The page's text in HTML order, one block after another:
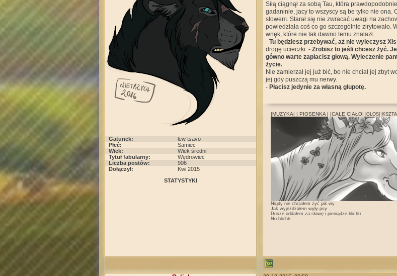
Gatunek:
lew tsavo
Płeć:
Samiec
Wiek:
Wiek średni
Tytuł fabularny:
Wędrowiec
Liczba postów:
906
Dołączył:
Kwi 2015
STATYSTYKI
Siłą ciągnął za sobą Tau, która
gadaninie, jacy to wszyscy są be tylko nie ona.
słowem. Starał się nie zwracać uwagi na
powiedziała coś co go szczególnie zirytowało.
wnęk, które nie tak dawno temu znalazł.
- Tu będziesz przebywać, aż nie wyleczysz Xis
drogę ucieczki. - Zrobisz to jeśli chcesz żyć.
gówno warte zapłacisz głową. Wyleczenie
życie.
Nie zamierzał jej już bić, bo nie chciał jej zbyt
jej gdy puszczą mu nerwy.
- Płacisz jedynie za własną głupotę.
|MUZYKA| | PIOSENKA | |CAŁE CIAŁO| |GŁOS|
Nigdy nie chciałem żyć jak wy
Jak wyjeżdżałem wyły psy
Dusze oddałem za sławę i pieniądze blichtr
No blichtr